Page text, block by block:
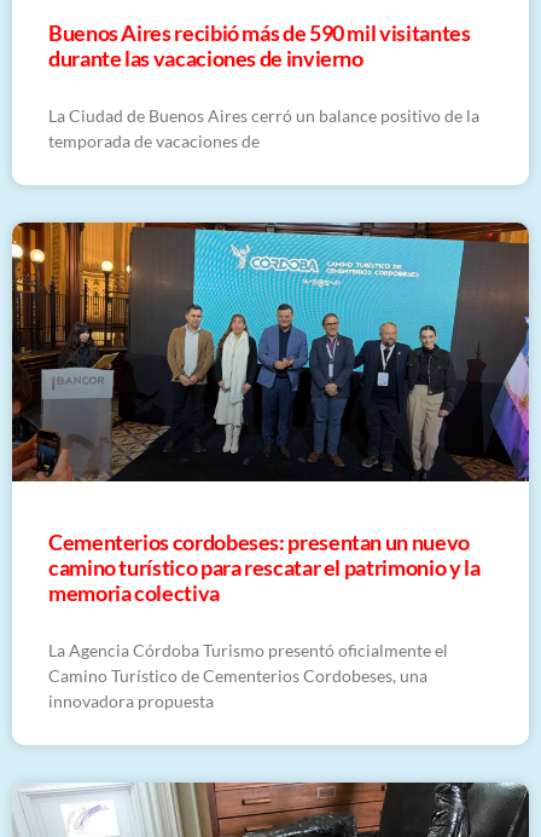
Buenos Aires recibió más de 590 mil visitantes
durante las vacaciones de invierno
La Ciudad de Buenos Aires cerró un balance positivo de la
temporada de vacaciones de
Cementerios cordobeses: presentan un nuevo
camino turístico para rescatar el patrimonio y la
memoria colectiva
La Agencia Córdoba Turismo presentó oficialmente el
Camino Turístico de Cementerios Cordobeses, una
innovadora propuesta